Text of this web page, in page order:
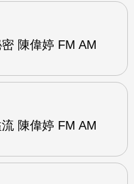
陳偉婷 FM AM
陳偉婷 FM AM